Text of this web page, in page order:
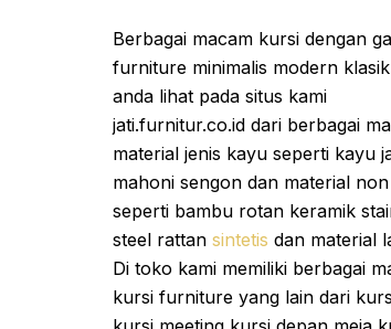
Berbagai macam kursi dengan
furniture minimalis modern
anda lihat pada situs kami
jati.furnitur.co.id dari berbagai
material jenis kayu seperti kayu
mahoni sengon dan material
seperti bambu rotan keramik
steel rattan sintetis dan material
Di toko kami memiliki berbagai
kursi furniture yang lain dari